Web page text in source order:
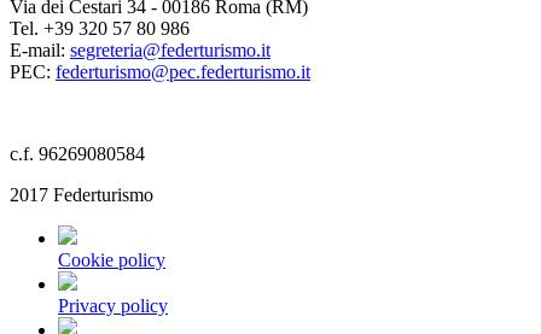
Via dei Cestari 34 - 00186 Roma (RM)
Tel. +39 320 57 80 986
E-mail: segreteria@federturismo.it
PEC: federturismo@pec.federturismo.it
c.f. 96269080584
2017 Federturismo
Cookie policy
Privacy policy